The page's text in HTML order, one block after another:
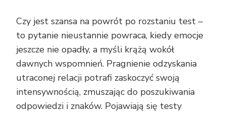
Czy jest szansa na powrót po rozstaniu test –
to pytanie nieustannie powraca, kiedy emocje
jeszcze nie opadły, a myśli krążą wokół
dawnych wspomnień. Pragnienie odzyskania
utraconej relacji potrafi zaskoczyć swoją
intensywnością, zmuszając do poszukiwania
odpowiedzi i znaków. Pojawiają się testy